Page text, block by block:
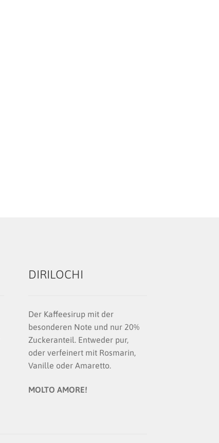
DIRILOCHI
Der Kaffeesirup mit der
besonderen Note und nur 20%
Zuckeranteil. Entweder pur,
oder verfeinert mit Rosmarin,
Vanille oder Amaretto.
MOLTO AMORE!